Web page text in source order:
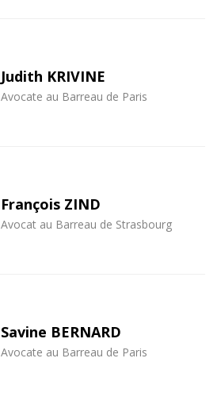
Judith KRIVINE
Avocate au Barreau de Paris
François ZIND
Avocat au Barreau de Strasbourg
Savine BERNARD
Avocate au Barreau de Paris